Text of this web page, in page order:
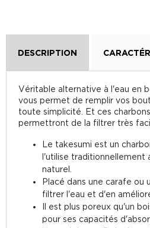
DESCRIPTION
Véritable alternative à l'eau en
vous permet de remplir vos
toute simplicité. Et ces
permettront de la filtrer très
Le takesumi est un
l'utilise traditionnellement
naturel.
Placé dans une carafe ou
filtrer l'eau et d'en
Il est plus poreux qu'un
pour ses capacités